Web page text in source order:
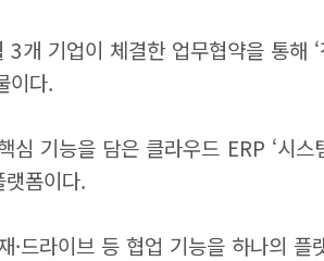
개 기업이 체결한 업무협약을 통해
이다.
심 기능을 담은 클라우드 ERP ‘
폼이다.
·드라이브 등 협업 기능을 하나의